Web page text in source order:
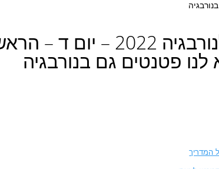
נועה חוזרת לנורבגיה 2022 – יום ד –
לנו פטנטים גם בנורבגיה
המדריך